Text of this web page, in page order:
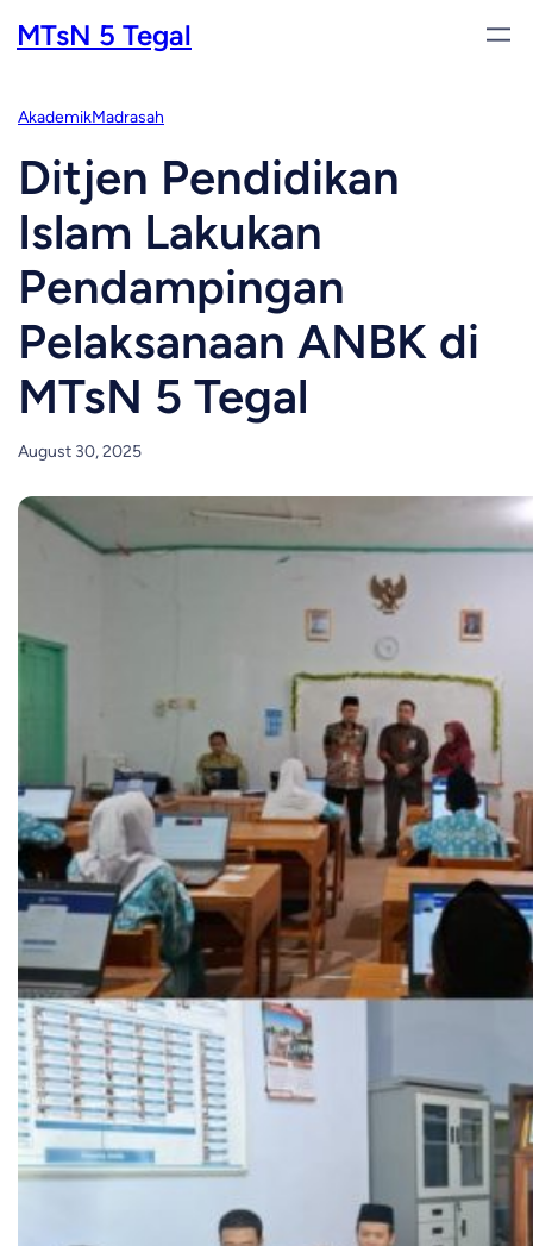
toMTsN 5 Tegal
AkademikMadrasah
Ditjen Pendidikan
Islam Lakukan
Pendampingan
Pelaksanaan ANBK di
MTsN 5 Tegal
August 30, 2025